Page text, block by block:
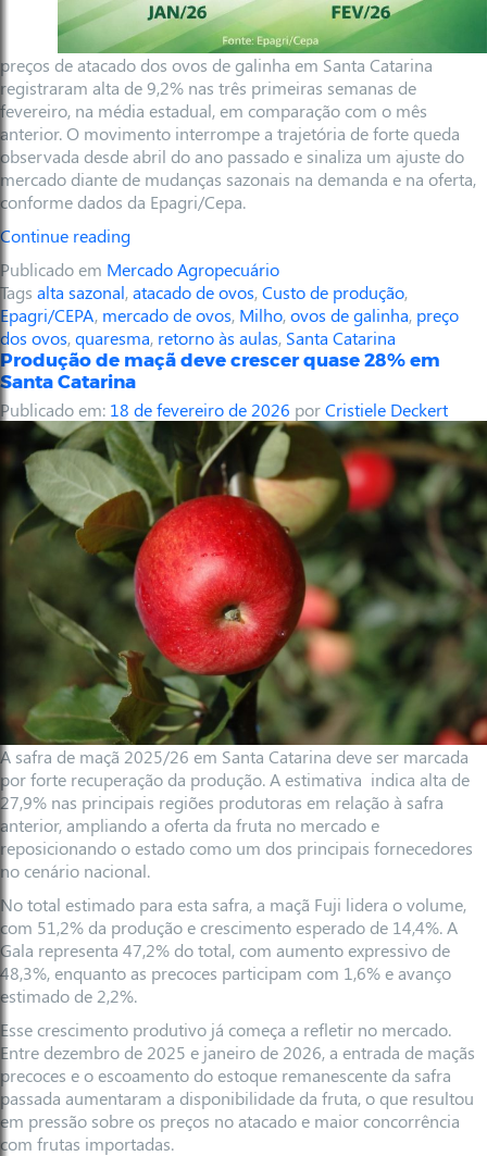
preços de atacado dos ovos de galinha em Santa Catarina
registraram alta de 9,2% nas três primeiras semanas de
fevereiro, na média estadual, em comparação com o mês
anterior. O movimento interrompe a trajetória de forte queda
observada desde abril do ano passado e sinaliza um ajuste do
mercado diante de mudanças sazonais na demanda e na oferta,
conforme dados da Epagri/Cepa.
Continue reading
Publicado em Mercado Agropecuário
Tags alta sazonal,atacado de ovos,Custo de produção,
Epagri/CEPA, mercado de ovos, Milho,ovos de galinha, preço
dos ovos,quaresma, retorno às aulas, Santa Catarina
Produção de maçã deve crescer quase 28% em
Santa Catarina
Publicado em: 18 de fevereiro de 2026 porCristiele Deckert
A safra de maçã 2025/26 em Santa Catarina deve ser marcada
por forte recuperação da produção. A estimativa indica alta de
27,9% nas principais regiões produtoras em relação à safra
anterior, ampliando a oferta da fruta no mercado e
reposicionando o estado como um dos principais fornecedores
no cenário nacional.
No total estimado para esta safra, a maçã Fuji lidera o volume,
com 51,2% da produção e crescimento esperado de 14,4%. A
Gala representa 47,2% do total, com aumento expressivo de
48,3%, enquanto as precoces participam com 1,6% e avanço
estimado de 2,2%.
Esse crescimento produtivo já começa a refletir no mercado.
Entre dezembro de 2025 e janeiro de 2026, a entrada de maçãs
precoces e o escoamento do estoque remanescente da safra
passada aumentaram a disponibilidade da fruta, o que resultou
em pressão sobre os preços no atacado e maior concorrência
com frutas importadas.